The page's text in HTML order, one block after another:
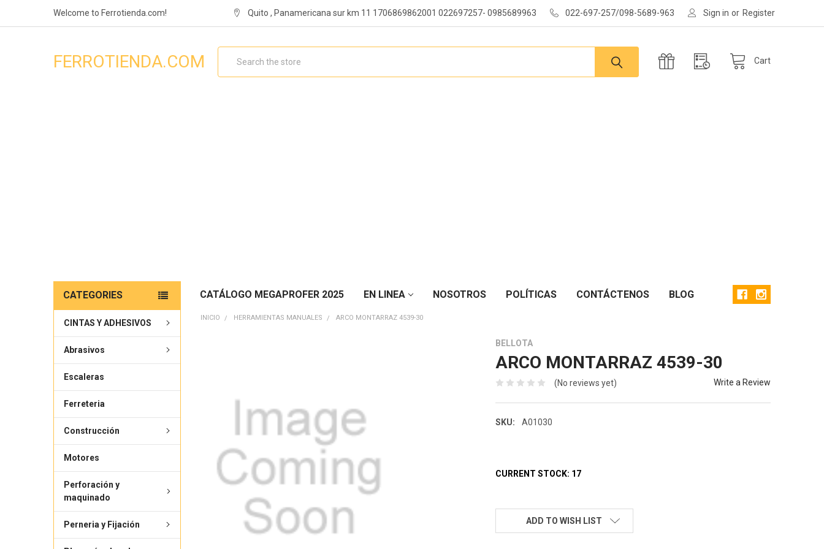
Welcome to Ferrotienda.com! Quito , Panamericana sur km 11 1706869862001 022697257- 0985689963 022-697-257/098-5689-963 Sign in or Register
Cart
FERROTIENDA.COM
CATÁLOGO MEGAPROFER 2025 EN LINEA NOSOTROS POLÍTICAS CONTÁCTENOS BLOG
CATEGORIES
CINTAS Y ADHESIVOS
Abrasivos
Escaleras
Ferreteria
Construcción
Motores
Perforación y
maquinado
Perneria y Fijación
INICIO HERRAMIENTAS MANUALES ARCO MONTARRAZ 4539-30
BELLOTA
ARCO MONTARRAZ 4539-30
(No reviews yet) Write a Review
SKU: A01030
CURRENT STOCK: 17
ADD TO WISH LIST